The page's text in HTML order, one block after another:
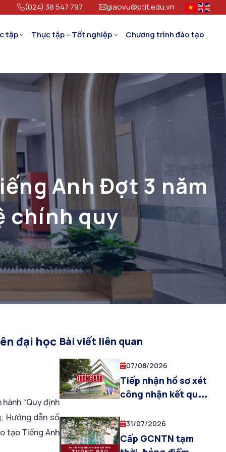
(024) 38 547 797 giaovu@ptit.edu.vn
tập Thực tập – Tốt nghiệp
Chương trình đào tạo
Anh Đợt 3 năm
chính quy
đại học
“Quy định
Hướng dẫn số
tạo Tiếng Anh
Bài viết liên quan
07/08/2026
Tiếp nhận hồ sơ xét
công nhận kết quả
đổi điểm thi chứng
chỉ ACCA và điểm
các môn thi ACCA
31/07/2026
Cấp GCNTN tạm